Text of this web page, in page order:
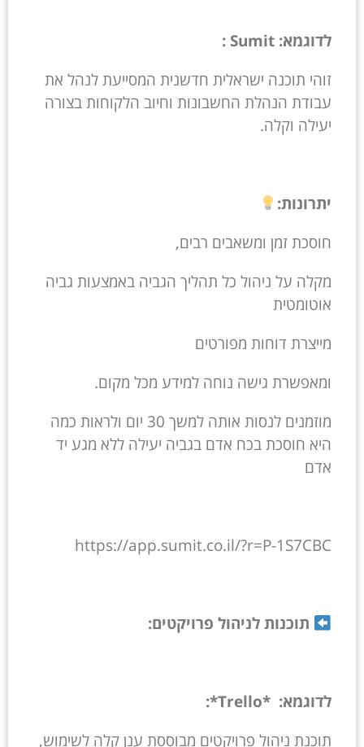
לדוגמא: Sumit :
זוהי תוכנה ישראלית חדשנית המסייעת לנהל את
עבודת הנהלת החשבונות וחיוב הלקוחות בצורה
יעילה וקלה.
יתרונות:
חוסכת זמן ומשאבים רבים,
מקלה על ניהול כל תהליך הגביה באמצעות גביה
אוטומטית
מייצרת דוחות מפורטים
ומאפשרת גישה נוחה למידע מכל מקום.
מוזמנים לנסות אותה למשך 30 יום ולראות כמה
היא חוסכת בכח אדם בגביה יעילה ללא מגע יד
אדם
https://app.sumit.co.il/?r=P-1S7CBC
תוכנות לניהול פרויקטים:
לדוגמא: *Trello*:
תוכנת ניהול פרויקטים מבוססת ענן קלה לשימוש,